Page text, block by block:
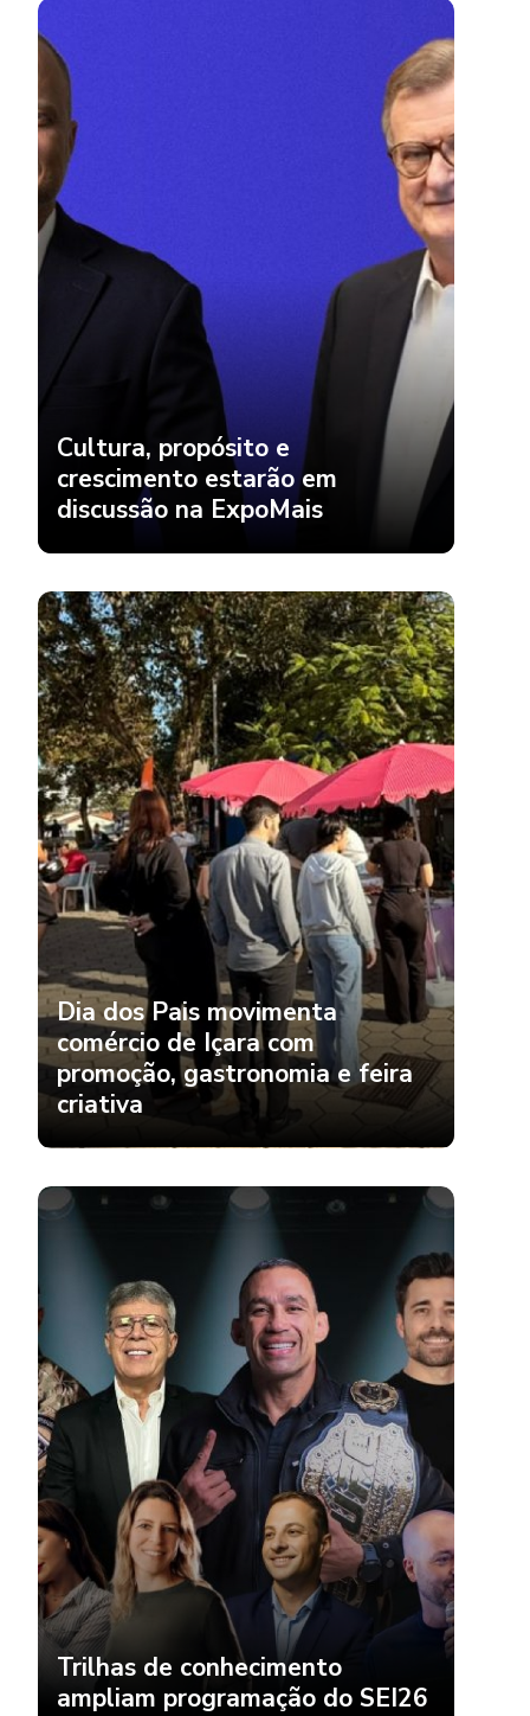
Cultura, propósito e
crescimento estarão em
discussão na ExpoMais
Dia dos Pais movimenta
comércio de Içara com
promoção, gastronomia e feira
criativa
Trilhas de conhecimento
ampliam programação do SEI26